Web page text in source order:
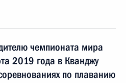
чемпионата мира
2019 года в Кванджу
по плаванию